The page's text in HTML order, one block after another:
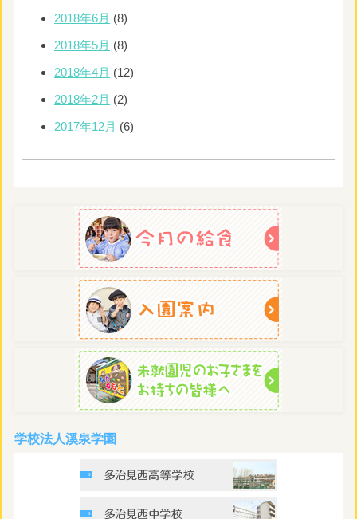
2018年6月 (8)
2018年5月 (8)
2018年4月 (12)
2018年2月 (2)
2017年12月 (6)
学校法人溪泉学園